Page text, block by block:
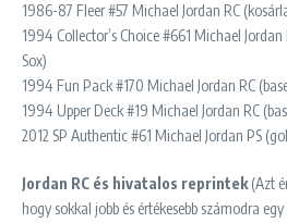
1986-87 Fleer #57 Michael Jordan RC
1994 Collector’s Choice #661 Michael
Sox)
1994 Fun Pack #170 Michael Jordan RC
1994 Upper Deck #19 Michael Jordan RC
2012 SP Authentic #61 Michael Jordan PS
Jordan RC és hivatalos reprintek(Azt
hogy sokkal jobb és értékesebb számodra